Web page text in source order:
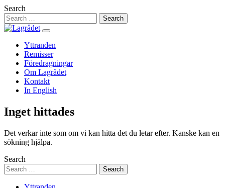
Hoppa
till
innehåll
Search
Yttranden
Remisser
Föredragningar
Om Lagrådet
Kontakt
In English
Inget hittades
Det verkar inte som om vi kan hitta det du letar efter. Kanske kan en
sökning hjälpa.
Search